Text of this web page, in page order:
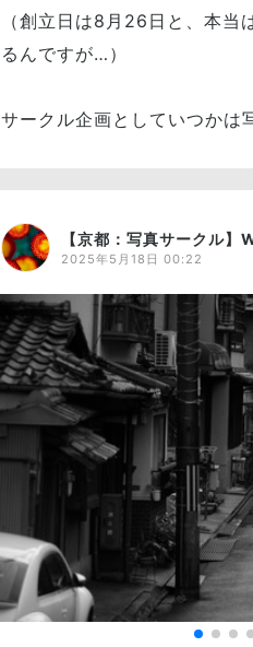
（創立日は8月26日と、本当
るんですが…）
サークル企画としていつかは
【京都：写真サークル】
2025年5月18日 00:22